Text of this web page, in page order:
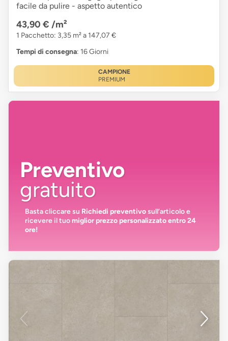
facile da pulire - aspetto autentico
43,90 € /m²
1 Pacchetto: 3,35 m² a 147,07 €
Tempi di consegna: 16 Giorni
CAMPIONE
PREMIUM
Preventivo
gratuito
Basta cliccare su Richiedi preventivosull’articolo e
ricevere il tuomiglior prezzo personalizzato entro 24
ore!